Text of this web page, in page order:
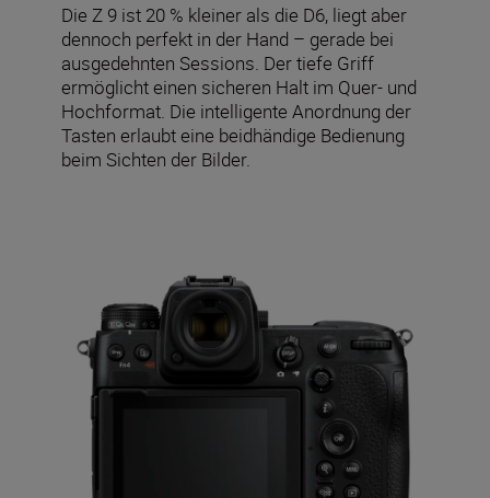
Die Z 9 ist 20 % kleiner als die D6, liegt aber
dennoch perfekt in der Hand – gerade bei
ausgedehnten Sessions. Der tiefe Griff
ermöglicht einen sicheren Halt im Quer- und
Hochformat. Die intelligente Anordnung der
Tasten erlaubt eine beidhändige Bedienung
beim Sichten der Bilder.